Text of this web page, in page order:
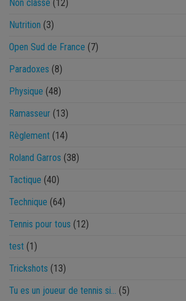
Non classé (12)
Nutrition (3)
Open Sud de France (7)
Paradoxes (8)
Physique (48)
Ramasseur (13)
Règlement (14)
Roland Garros (38)
Tactique (40)
Technique (64)
Tennis pour tous (12)
test (1)
Trickshots (13)
Tu es un joueur de tennis si…
(5)